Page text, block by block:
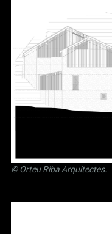
©Orteu Riba Arquitectes.